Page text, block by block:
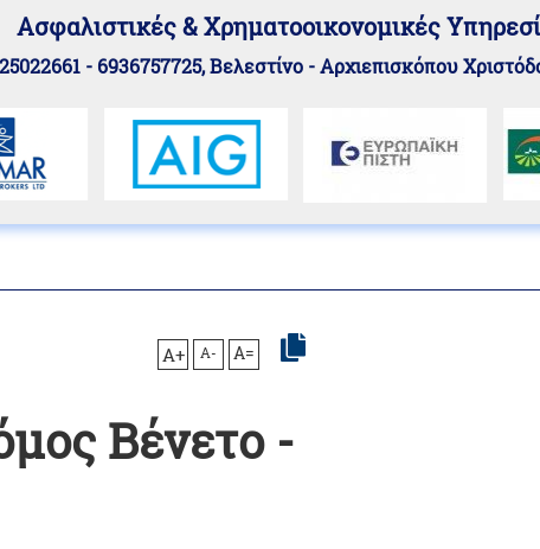
Aσφαλιστικές & Χρηματοοικονομικές
- 6936757725, Βελεστίνο - Αρχιεπισκόπου
A+ A- A=
Βένετο -